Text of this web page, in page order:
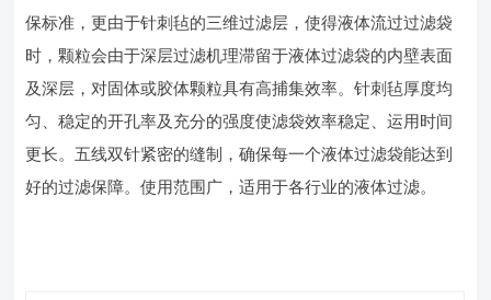
保标准，更由于针刺毡的三维过滤层，使得液体流过过滤袋
时，颗粒会由于深层过滤机理滞留于液体过滤袋的内壁表面
及深层，对固体或胶体颗粒具有高捕集效率。针刺毡厚度均
匀、稳定的开孔率及充分的强度使滤袋效率稳定、运用时间
更长。五线双针紧密的缝制，确保每一个液体过滤袋能达到
好的过滤保障。使用范围广，适用于各行业的液体过滤。